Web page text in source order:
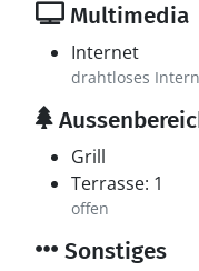
Multimedia
Internet
drahtloses
Grill
Terrasse: 1
offen
Sonstiges